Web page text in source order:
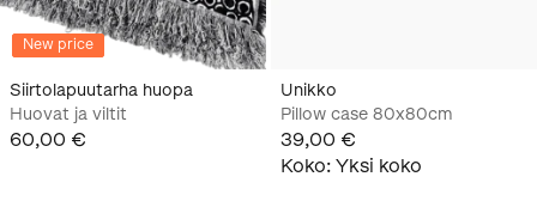
New price
Siirtolapuutarha huopa
Huovat ja viltit
60,00 €
Unikko
Pillow case 80x80cm
39,00 €
Koko: Yksi koko